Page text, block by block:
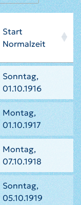
Start
Normalzeit
Sonntag,
01.10.1916
Montag,
01.10.1917
Montag,
07.10.1918
Sonntag,
05.10.1919